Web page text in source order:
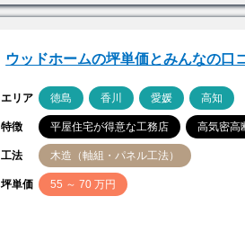
ウッドホームの坪単価とみんなの口
エリア 徳島 香川 愛媛 高知
特徴 平屋住宅が得意な工務店 高気密高
工法 木造（軸組・パネル工法）
坪単価 55 ～ 70 万円